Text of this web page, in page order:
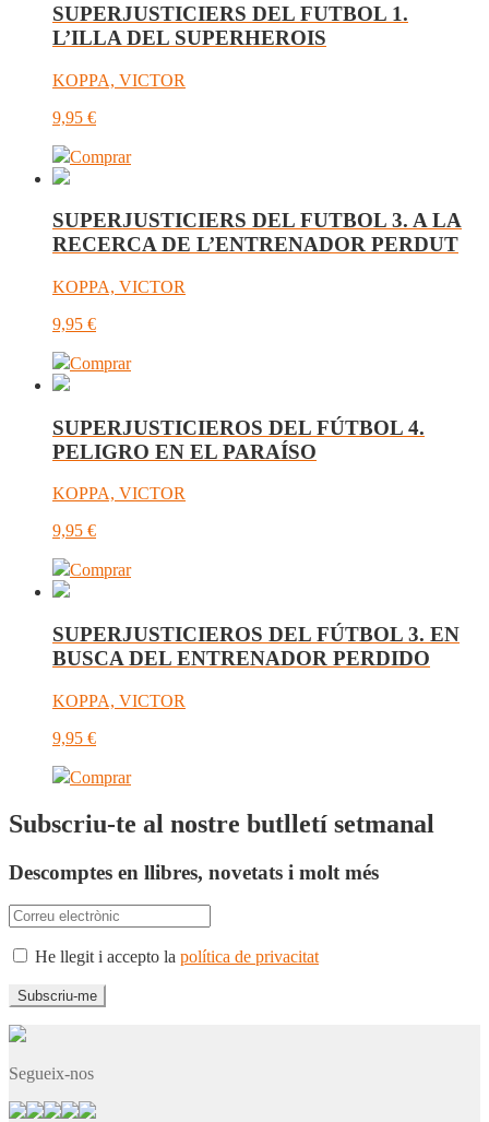
SUPERJUSTICIERS DEL FUTBOL 1.
L’ILLA DEL SUPERHEROIS
KOPPA, VICTOR
9,95 €
Comprar
SUPERJUSTICIERS DEL FUTBOL 3. A LA
RECERCA DE L’ENTRENADOR PERDUT
KOPPA, VICTOR
9,95 €
Comprar
SUPERJUSTICIEROS DEL FÚTBOL 4.
PELIGRO EN EL PARAÍSO
KOPPA, VICTOR
9,95 €
Comprar
SUPERJUSTICIEROS DEL FÚTBOL 3. EN
BUSCA DEL ENTRENADOR PERDIDO
KOPPA, VICTOR
9,95 €
Comprar
Subscriu-te al nostre butlletí setmanal
Descomptes en llibres, novetats i molt més
He llegit i accepto la política de privacitat
Segueix-nos